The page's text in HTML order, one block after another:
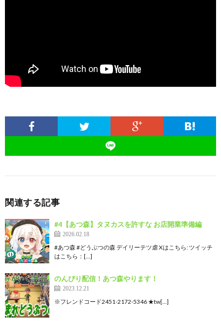
関連する記事
#4【あつ森】タヌカスを許すな お店開業準備編
2026.02.18
#あつ森 #どうぶつの森 デイリーテツ虐 Xはこちら: ツイッチ
はこちら：[…]
のんびり配信！あつ森やります！
2023.12.21
※フレンドコード2451-2172-5346 ★tw[…]